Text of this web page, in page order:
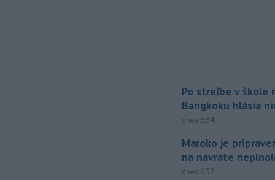
Po streľbe v škole
Bangkoku hlásia
dnes 6:34
Maroko je
na návrate
dnes 6:32